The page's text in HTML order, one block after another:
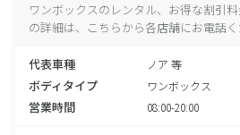
ワンボックスのレンタル、お得な割引
の詳細は、こちらから各店舗にお電話く
代表車種 ノア 等
ボディタイプ ワンボックス
営業時間 08:00-20:00